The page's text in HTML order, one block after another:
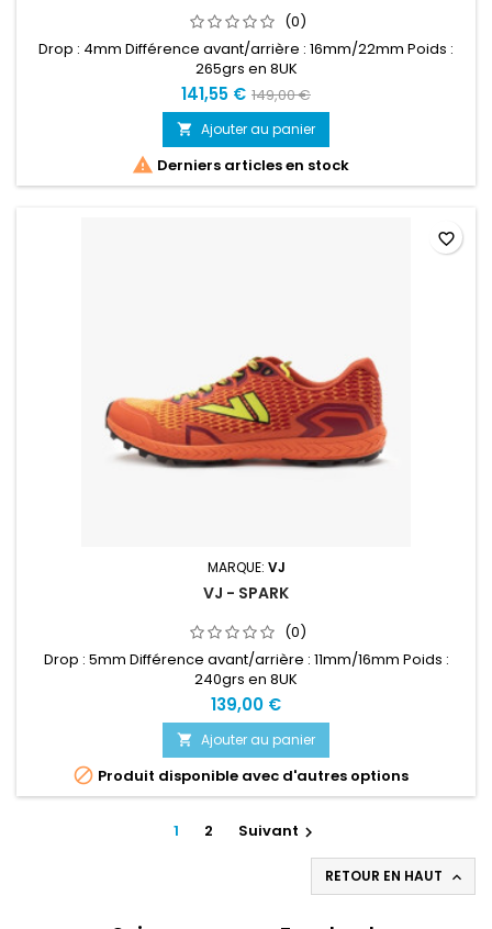
(0)
Drop : 4mm Différence avant/arrière : 16mm/22mm Poids :
265grs en 8UK
141,55 € 149,00 €
 Ajouter au panier
 Derniers articles en stock
MARQUE: VJ
VJ - SPARK
(0)
Drop : 5mm Différence avant/arrière : 11mm/16mm Poids :
240grs en 8UK
139,00 €
 Ajouter au panier
 Produit disponible avec d'autres options
favorite_border
1 2 Suivant 
RETOUR EN HAUT 